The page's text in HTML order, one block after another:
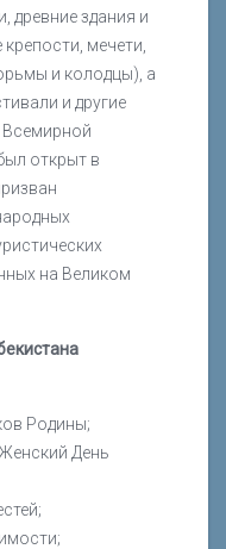
древние здания и
мечети,
и колодцы), а
и другие
Всемирной
открыт в
на Великом
Родины;
День